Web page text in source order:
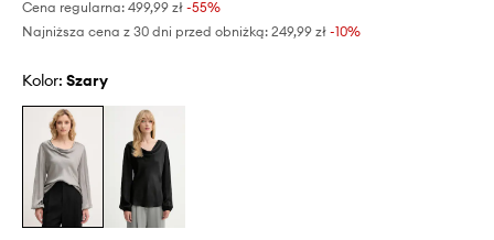
Cena regularna: 499,99 zł -55%
Najniższa cena z 30 dni przed obniżką: 249,99 zł -10%
Kolor: szary